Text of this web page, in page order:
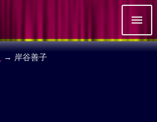
→ 岸谷善子